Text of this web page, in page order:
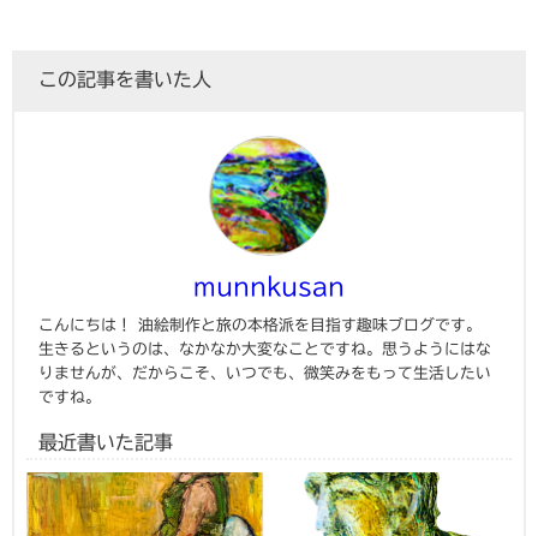
この記事を書いた人
munnkusan
こんにちは！ 油絵制作と旅の本格派を目指す趣味ブログです。
生きるというのは、なかなか大変なことですね。思うようにはな
りませんが、だからこそ、いつでも、微笑みをもって生活したい
ですね。
最近書いた記事